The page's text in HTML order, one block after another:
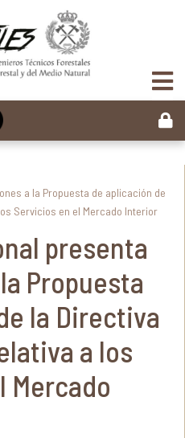
a la Propuesta de aplicación de
Servicios en el Mercado Interior
presenta
Propuesta
la Directiva
a los
Mercado